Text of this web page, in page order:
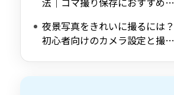
夜景写真をきれいに撮るには？
初心者向けのカメラ設定と撮影